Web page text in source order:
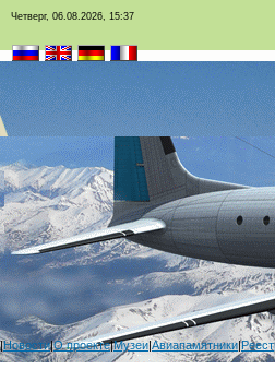
Четверг, 06.08.2026, 15:37
|Новости|О проекте|Музеи|Авиапамятники|